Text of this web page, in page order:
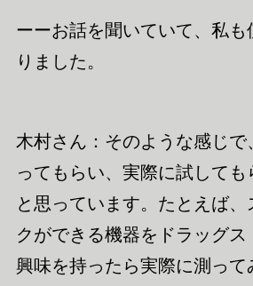
ーーお話を聞いていて、私も
りました。
木村さん：そのような感じ
ってもらい、実際に試して
と思っています。たとえば、
クができる機器をドラッグス
興味を持ったら実際に測って